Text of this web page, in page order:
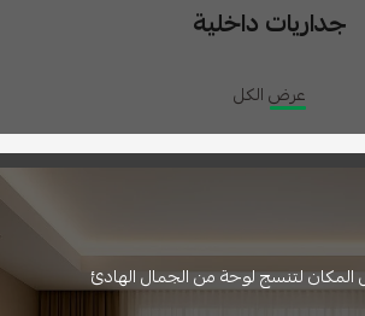
جداريات داخلية
عرض الكل
لتنسج لوحة من الجمال الهادئ